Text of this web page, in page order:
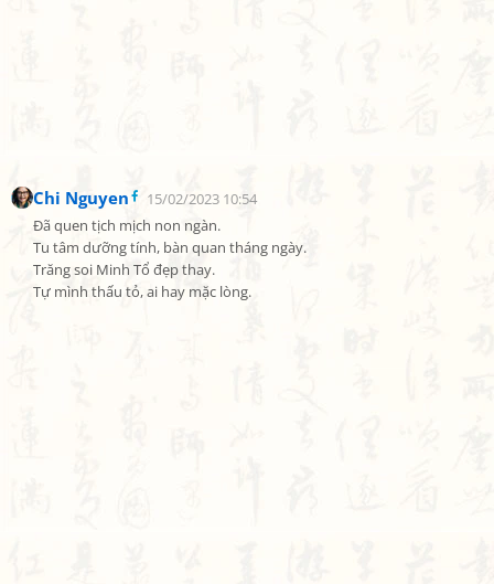
Chi Nguyen
15/02/2023 10:54
Đã quen tịch mịch non ngàn.
Tu tâm dưỡng tính, bàn quan tháng ngày.
Trăng soi Minh Tổ đẹp thay.
Tự mình thấu tỏ, ai hay mặc lòng.